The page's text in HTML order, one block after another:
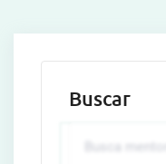
Buscar